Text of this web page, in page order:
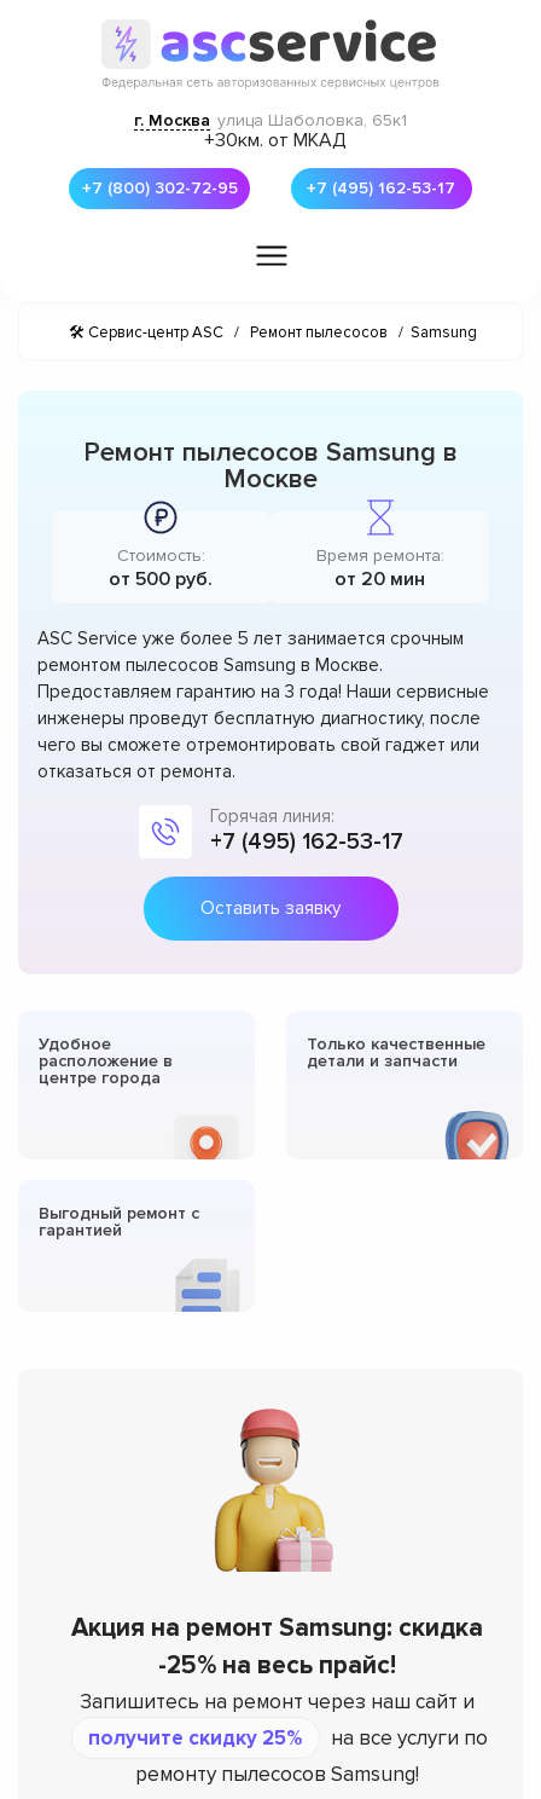
г. Москва улица Шаболовка, 65к1
+30км. от МКАД
+7 (800) 302-72-95 +7 (495) 162-53-17
🛠 Сервис-центр ASC / Ремонт пылесосов / Samsung
Ремонт пылесосов Samsung в
Москве
Стоимость:
от 500 руб.
Время ремонта:
от 20 мин
ASC Service уже более 5 лет занимается срочным
ремонтом пылесосов Samsung в Москве.
Предоставляем гарантию на 3 года! Наши сервисные
инженеры проведут бесплатную диагностику, после
чего вы сможете отремонтировать свой гаджет или
отказаться от ремонта.
Горячая линия:
+7 (495) 162-53-17
Оставить заявку
Удобное
расположение в
центре города
Только качественные
детали и запчасти
Выгодный ремонт с
гарантией
Акция на ремонт Samsung: скидка
-25% на весь прайс!
Запишитесь на ремонт через наш сайт и
получите скидку 25%
на все услуги по
ремонту пылесосов Samsung!